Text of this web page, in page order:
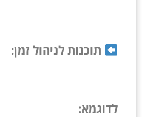
תוכנות לניהול זמן:
לדוגמא: